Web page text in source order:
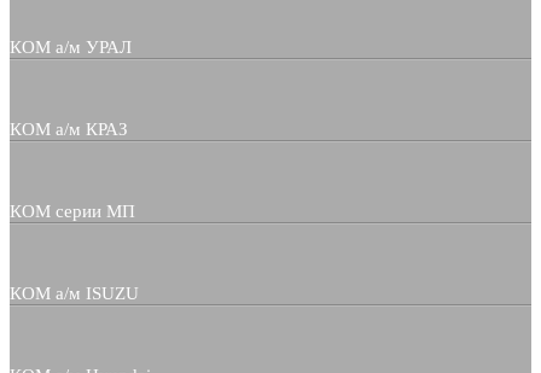
КОМ а/м УРАЛ
КОМ а/м КРАЗ
КОМ серии МП
КОМ а/м ISUZU